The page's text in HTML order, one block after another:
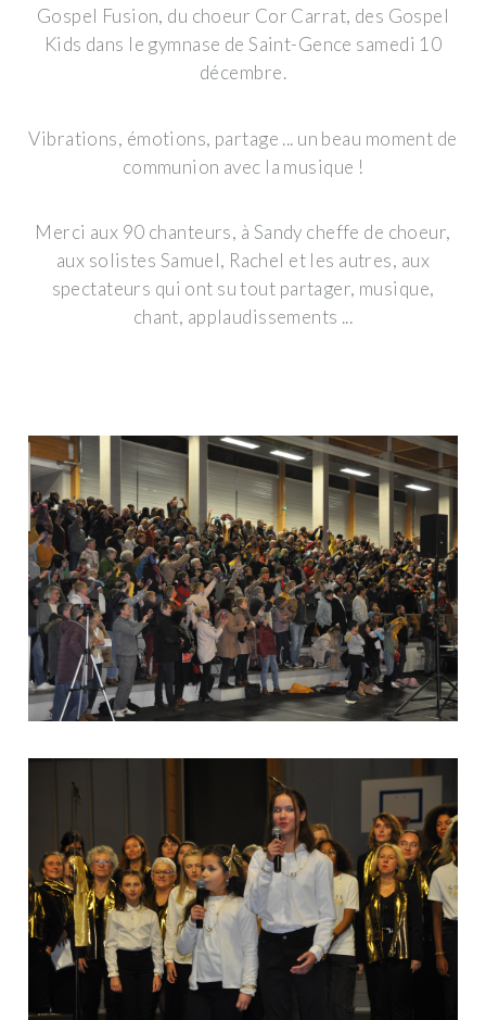
Gospel Fusion, du choeur Cor Carrat, des Gospel
Kids dans le gymnase de Saint-Gence samedi 10
décembre.
Vibrations, émotions, partage ... un beau moment de
communion avec la musique !
Merci aux 90 chanteurs, à Sandy cheffe de choeur,
aux solistes Samuel, Rachel et les autres, aux
spectateurs qui ont su tout partager, musique,
chant, applaudissements ...